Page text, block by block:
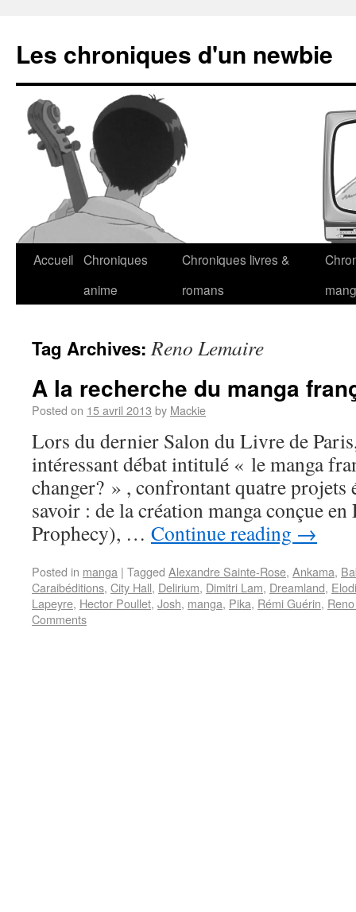
Les chroniques d'un newbie
Accueil Chroniques
anime
Chroniques livres &
romans
Tag Archives:Reno Lemaire
A la recherche du manga
Posted on 15 avril 2013 by Mackie
Lors du dernier Salon du Livre de
intéressant débat intitulé « le manga
changer? » , confrontant quatre
savoir : de la création manga conçue
Prophecy), … Continue reading →
Posted in manga | Tagged Alexandre Sainte-Rose, Ankama,
Caraibéditions, City Hall, Delirium, Dimitri Lam, Dreamland,
Lapeyre, Hector Poullet, Josh, manga, Pika, Rémi Guérin,
Comments